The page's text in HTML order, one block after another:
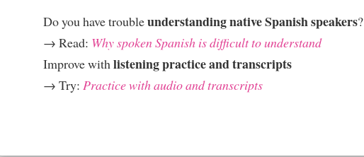
Do you have troubleunderstanding native Spanish speakers?
→ Read: Why spoken Spanish is difficult to understand
Improve withlistening practice and transcripts
→ Try: Practice with audio and transcripts